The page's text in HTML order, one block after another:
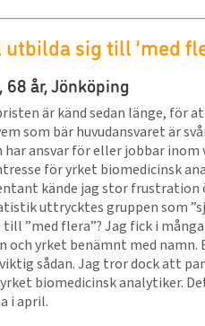
sig till ’med
år, Jönköping
är känd sedan länge, för
som bär huvudansvaret är
ansvar för eller jobbar inom
för yrket biomedicinsk
kände jag stor frustration
uttrycktes gruppen som
”med flera”? Jag fick i
och yrket benämnt med namn.
viktig sådan. Jag tror dock att
biomedicinsk analytiker.
i april.